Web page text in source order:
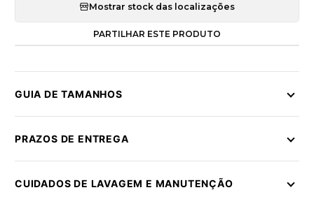
Mostrar stock das localizações
PARTILHAR ESTE PRODUTO
GUIA DE TAMANHOS
PRAZOS DE ENTREGA
CUIDADOS DE LAVAGEM E MANUTENÇÃO